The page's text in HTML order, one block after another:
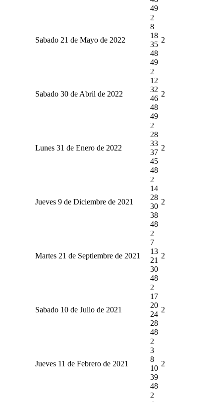
49
Sabado 21 de Mayo de 2022
2
8
18
35
48
49
2
Sabado 30 de Abril de 2022
2
12
32
46
48
49
2
Lunes 31 de Enero de 2022
2
28
33
37
45
48
2
Jueves 9 de Diciembre de 2021
2
14
28
30
38
48
2
Martes 21 de Septiembre de 2021
2
7
13
21
30
48
2
Sabado 10 de Julio de 2021
2
17
20
24
28
48
2
Jueves 11 de Febrero de 2021
2
3
8
10
39
48
2
2